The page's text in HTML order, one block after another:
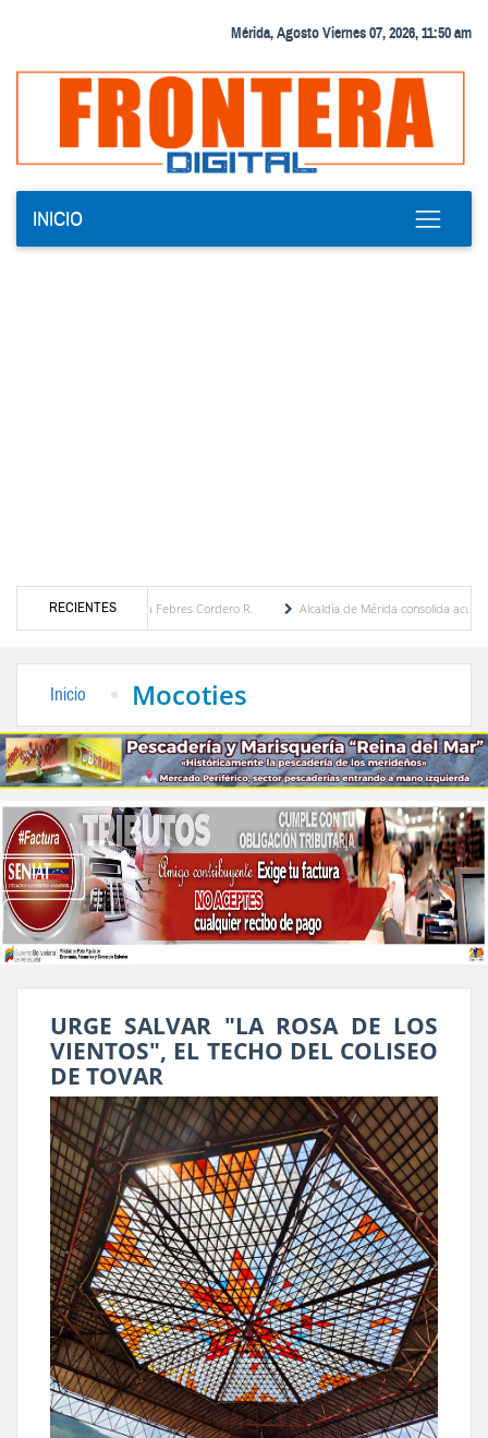
Mérida, Agosto Viernes 07, 2026, 11:50 am
INICIO
RECIENTES
Febres Cordero R.
Alcaldía de Mérida consolida acuerdos con
Inicio Mocoties
URGE SALVAR "LA ROSA DE LOS
VIENTOS", EL TECHO DEL COLISEO
DE TOVAR